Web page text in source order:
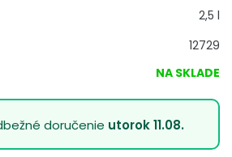
2,5 l
12729
NA SKLADE
doručenie utorok 11.08.